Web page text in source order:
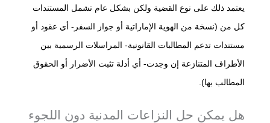
يعتمد ذلك على نوع القضية ولكن بشكل عام تشمل المستندات
كل من (نسخة من الهوية الإماراتية أو جواز السفر- أي عقود أو
مستندات تدعم المطالبات القانونية- المراسلات الرسمية بين
الأطراف المتنازعة إن وجدت- أي أدلة تثبت الأضرار أو الحقوق
المطالب بها).
هل يمكن حل النزاعات المدنية دون اللجوء